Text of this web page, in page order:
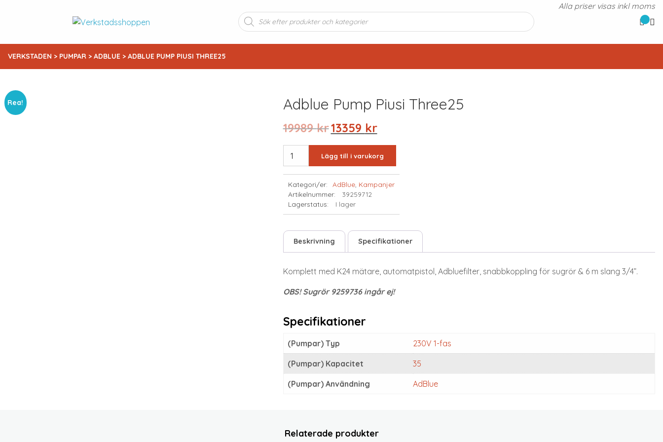
Alla priser visas inkl moms
Produktsökning
VERKSTADEN > PUMPAR > ADBLUE > ADBLUE PUMP PIUSI THREE25
Rea! Adblue Pump Piusi Three25
19989kr Det
ursprungliga
var:
19989 kr.
13359 krDet
nuvarande
är:
13359 kr.
PIUSI
THREE25
mängd
Lägg till i varukorg
Kategori/er: AdBlue, Kampanjer
Artikelnummer:
39259712
Lagerstatus:
I lager
Beskrivning Specifikationer
Komplett med K24 mätare, automatpistol, Adbluefilter, snabbkoppling för sugrör & 6 m slang 3/4”.
OBS! Sugrör 9259736 ingår ej!
Specifikationer
(Pumpar) Typ 230V 1-fas
(Pumpar) Kapacitet 35
(Pumpar) Användning AdBlue
Relaterade produkter